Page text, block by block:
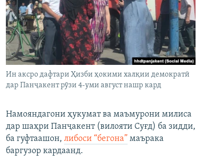
Ин аксро дафтари Ҳизби ҳокими халқии демократӣ
дар Панҷакент рӯзи 4-уми август нашр кард
Намояндагони ҳукумат ва маъмурони милиса
дар шаҳри Панҷакент (вилояти Суғд) ба зидди,
ба гуфтаашон, либоси “бегона” маърака
баргузор кардаанд.